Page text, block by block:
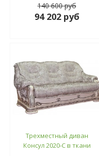
140 600 руб
94 202 руб
Трехместный диван
Консул 2020-С в ткани